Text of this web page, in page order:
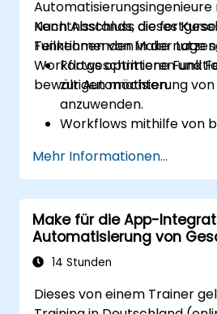
Kenntnisstands, die
Funktionen von Make
Workflows optimieren und
bewältigen möchten.
Nach Abschluss dieses
Teilnehmenden in der Lage
Fortgeschrittene
zur Automatisierung
anzuwenden.
Workflows mithilfe von
optimieren.
Mehrere Anwendungen
integrieren, um
sicherzustellen.
Workflows zu
damit deren Effizienz
Mehr Informationen...
Make für die App-
Automatisierung von
14 Stunden
Dieses von einem Trainer